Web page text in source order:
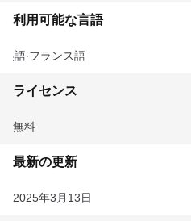
利用可能な言語
英語 フランス語
ライセンス
無料
最新の更新
2025年3月13日